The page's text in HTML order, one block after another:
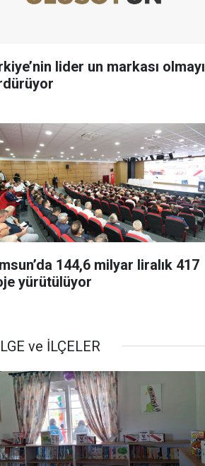
lider un markası olmayı
144,6 milyar liralık 417
yürütülüyor
ve İLÇELER